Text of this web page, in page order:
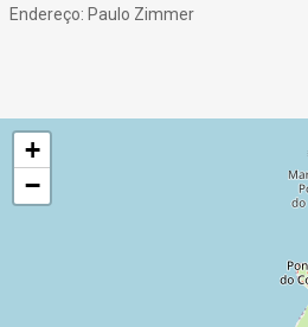
Endereço: Paulo Zimmer
+
−